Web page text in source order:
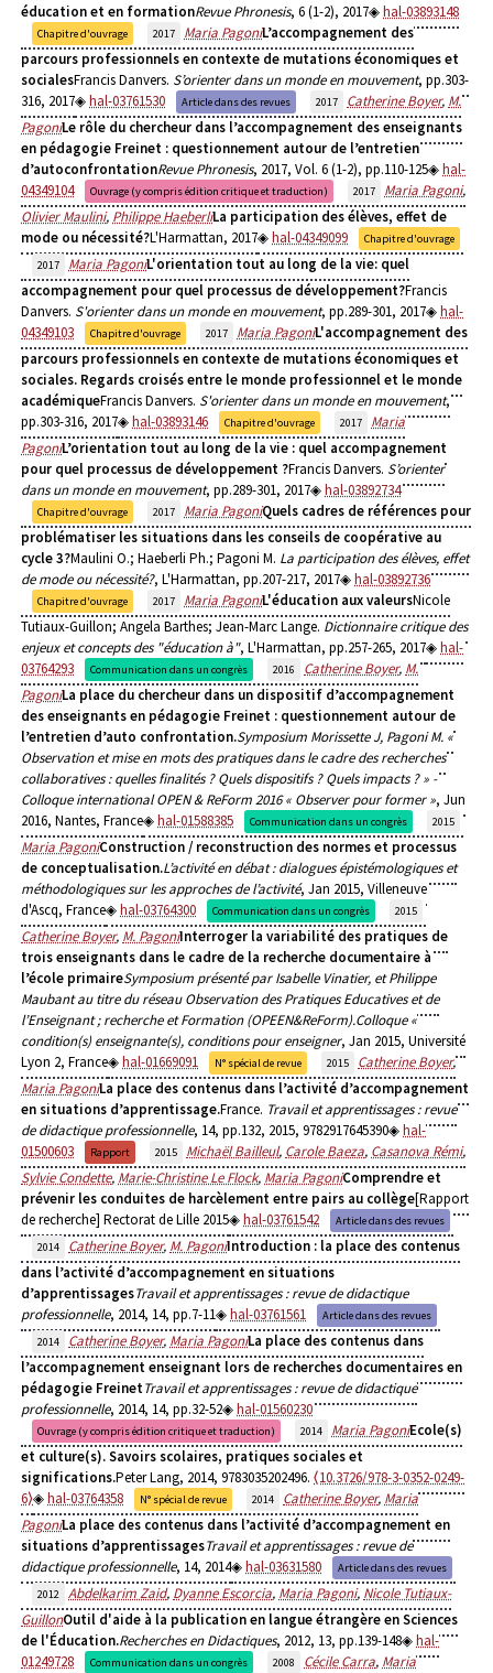
éducation et en formationRevue Phronesis, 6 (1-2), 2017 hal-03893148
Chapitre d'ouvrage 2017 Maria PagoniL’accompagnement des
parcours professionnels en contexte de mutations économiques et
socialesFrancis Danvers. S’orienter dans un monde en mouvement, pp.303-
316, 2017
hal-03761530 Article dans des revues 2017 Catherine Boyer, M.
PagoniLe rôle du chercheur dans l’accompagnement des enseignants
en pédagogie Freinet : questionnement autour de l’entretien
d’autoconfrontationRevue Phronesis, 2017, Vol. 6 (1-2), pp.110-125
hal-
04349104
Ouvrage (y compris édition critique et traduction) 2017 Maria Pagoni,
Olivier Maulini, Philippe HaeberliLa participation des élèves, effet de
mode ou nécessité?L'Harmattan, 2017 hal-04349099
Chapitre d'ouvrage
2017
Maria PagoniL'orientation tout au long de la vie: quel
accompagnement pour quel processus de développement?Francis
Danvers. S'orienter dans un monde en mouvement, pp.289-301, 2017
hal-
04349103
Chapitre d'ouvrage 2017 Maria PagoniL'accompagnement des
parcours professionnels en contexte de mutations économiques et
sociales. Regards croisés entre le monde professionnel et le monde
académiqueFrancis Danvers. S'orienter dans un monde en mouvement,
pp.303-316, 2017
hal-03893146 Chapitre d'ouvrage 2017
Maria
PagoniL’orientation tout au long de la vie : quel accompagnement
pour quel processus de développement ?Francis Danvers. S’orienter
dans un monde en mouvement, pp.289-301, 2017 hal-03892734
Chapitre d'ouvrage 2017 Maria PagoniQuels cadres de références pour
problématiser les situations dans les conseils de coopérative au
cycle 3?Maulini O.; Haeberli Ph.; Pagoni M. La participation des élèves, effet
de mode ou nécessité?, L'Harmattan, pp.207-217, 2017 hal-03892736
Chapitre d'ouvrage 2017 Maria PagoniL'éducation aux valeursNicole
Tutiaux-Guillon; Angela Barthes; Jean-Marc Lange. Dictionnaire critique des
enjeux et concepts des "éducation à", L'Harmattan, pp.257-265, 2017
hal-
03764293
Communication dans un congrès 2016 Catherine Boyer, M.
PagoniLa place du chercheur dans un dispositif d’accompagnement
des enseignants en pédagogie Freinet : questionnement autour de
l’entretien d’auto confrontation.Symposium Morissette J, Pagoni M. «
Observation et mise en mots des pratiques dans le cadre des recherches
collaboratives : quelles finalités ? Quels dispositifs ? Quels impacts ? » -
Colloque international OPEN & ReForm 2016 « Observer pour former », Jun
2016, Nantes, France
hal-01588385 Communication dans un congrès 2015
Maria PagoniConstruction / reconstruction des normes et processus
de conceptualisation.L’activité en débat : dialogues épistémologiques et
méthodologiques sur les approches de l’activité, Jan 2015, Villeneuve
d'Ascq, France
hal-03764300 Communication dans un congrès 2015
Catherine Boyer, M. PagoniInterroger la variabilité des pratiques de
trois enseignants dans le cadre de la recherche documentaire à
l’école primaireSymposium présenté par Isabelle Vinatier, et Philippe
Maubant au titre du réseau Observation des Pratiques Educatives et de
l’Enseignant ; recherche et Formation (OPEEN&ReForm).Colloque «
condition(s) enseignante(s), conditions pour enseigner, Jan 2015, Université
Lyon 2, France
hal-01669091 N° spécial de revue 2015 Catherine Boyer,
Maria PagoniLa place des contenus dans l’activité d’accompagnement
en situations d’apprentissage.France. Travail et apprentissages : revue
de didactique professionnelle, 14, pp.132, 2015, 9782917645390
hal-
01500603
Rapport 2015 Michaël Bailleul, Carole Baeza, Casanova Rémi,
Sylvie Condette, Marie-Christine Le Flock, Maria PagoniComprendre et
prévenir les conduites de harcèlement entre pairs au collège[Rapport
de recherche] Rectorat de Lille 2015
hal-03761542
Article dans des revues
2014
Catherine Boyer, M. PagoniIntroduction : la place des contenus
dans l’activité d’accompagnement en situations
d’apprentissagesTravail et apprentissages : revue de didactique
professionnelle, 2014, 14, pp.7-11 hal-03761561
Article dans des revues
2014
Catherine Boyer, Maria PagoniLa place des contenus dans
l’accompagnement enseignant lors de recherches documentaires en
pédagogie FreinetTravail et apprentissages : revue de didactique
professionnelle, 2014, 14, pp.32-52 hal-01560230
Ouvrage (y compris édition critique et traduction) 2014 Maria PagoniEcole(s)
et culture(s). Savoirs scolaires, pratiques sociales et
significations.Peter Lang, 2014, 9783035202496. ⟨10.3726/978-3-0352-0249-
6⟩
hal-03764358 N° spécial de revue 2014 Catherine Boyer, Maria
PagoniLa place des contenus dans l’activité d’accompagnement en
situations d’apprentissagesTravail et apprentissages : revue de
didactique professionnelle, 14, 2014 hal-03631580
Article dans des revues
2012
Abdelkarim Zaid, Dyanne Escorcia, Maria Pagoni, Nicole Tutiaux-
GuillonOutil d'aide à la publication en langue étrangère en Sciences
de l'Éducation.Recherches en Didactiques, 2012, 13, pp.139-148
hal-
01249728
Communication dans un congrès 2008 Cécile Carra, Maria